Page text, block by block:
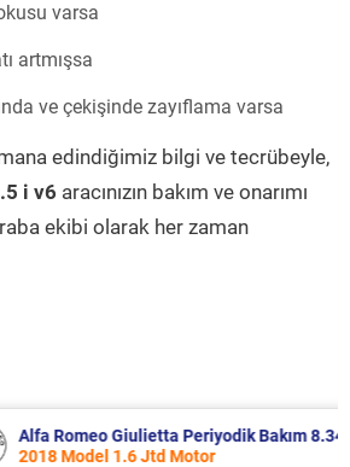
varsa
artmışsa
ve çekişinde zayıflama varsa
edindiğimiz bilgi ve tecrübeyle,
i v6 aracınızın bakım ve onarımı
ekibi olarak her zaman
Giulietta Periyodik Bakım 8.340 TL
1.6 Jtd Motor